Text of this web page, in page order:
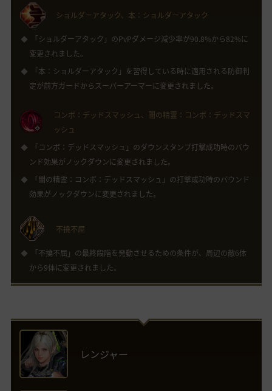
ショルダーアタック、本：ショルダーアタック
「ショルダーアタック」のPvPダメージ減少率が90.8%から82%に
変更されました。
「本：ショルダーアタック」を習得している時に適用される防御判
定が前方ガードからスーパーアーマーに変更されました。
コンボ：デッドスマッシュ、闇の精霊：コンボ：デッドスマ
ッシュ
「コンボ：デッドスマッシュ」のダウンスタンプ打撃成功時のバウ
ンド効果がノックダウンに変更されました。
「闇の精霊：コンボ：デッドスマッシュ」の打撃成功時のバウンド
効果がノックダウンに変更されました。
不撓不屈
「不撓不屈」の最終段階を発動させるための条件が、周辺の敵6体
から9体に変更されました。
レンジャー